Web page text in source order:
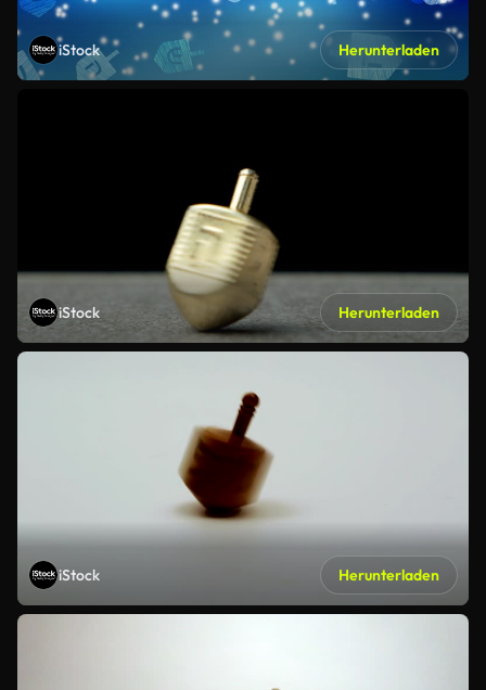
iStock Herunterladen
iStock Herunterladen
iStock Herunterladen